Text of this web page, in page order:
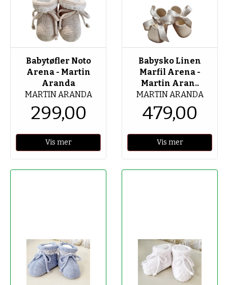
Babytøfler Noto
Arena - Martin
Aranda
MARTIN ARANDA
299,00
Vis mer
Babysko Linen
Marfil Arena -
Martin Aran..
MARTIN ARANDA
479,00
Vis mer
-50% -50%